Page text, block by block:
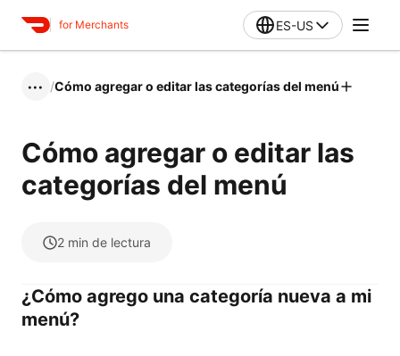
for Merchants ES-US
••• /Cómo agregar o editar las categorías del menú
Cómo agregar o editar las
categorías del menú
2 min de lectura
¿Cómo agrego una categoría nueva a mi
menú?